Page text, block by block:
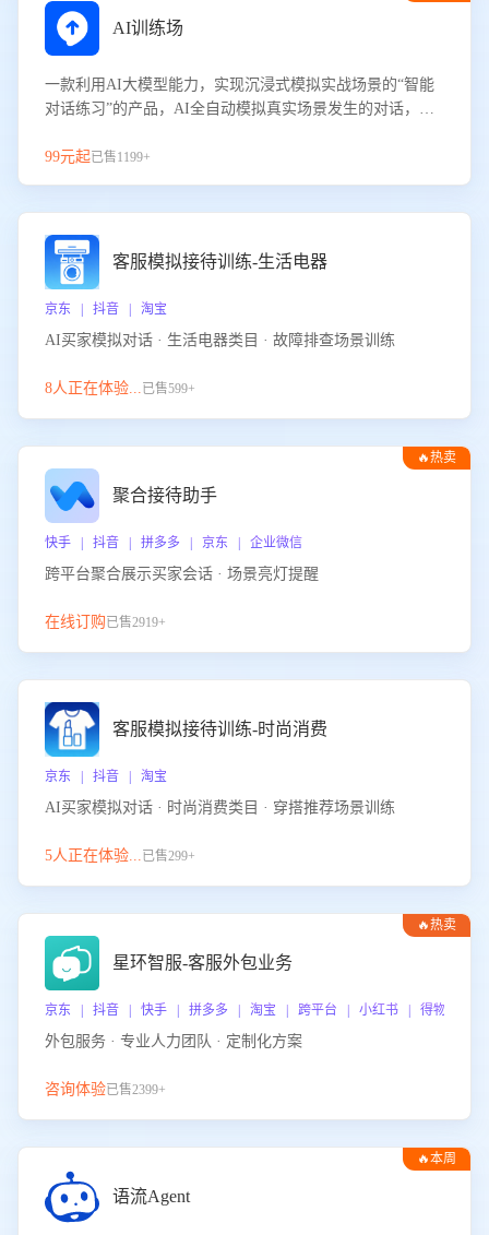
AI训练场
一款利用AI大模型能力，实现沉浸式模拟实战场景的“智能
对话练习”的产品，AI全自动模拟真实场景发生的对话，企
服能力。
99元起已售1199+
客服模拟接待训练-生活电器
京东 | 抖音 | 淘宝
AI买家模拟对话 · 生活电器类目 · 故障排查场景训练
8人正在体验...已售599+
🔥热卖
聚合接待助手
快手 | 抖音 | 拼多多 | 京东 | 企业微信
跨平台聚合展示买家会话 · 场景亮灯提醒
在线订购已售2919+
客服模拟接待训练-时尚消费
京东 | 抖音 | 淘宝
AI买家模拟对话 · 时尚消费类目 · 穿搭推荐场景训练
5人正在体验...已售299+
🔥热卖
星环智服-客服外包业务
京东 | 抖音 | 快手 | 拼多多 | 淘宝 | 跨平台 | 小红书 | 得物 | 企
外包服务 · 专业人力团队 · 定制化方案
咨询体验已售2399+
🔥本周
语流Agent